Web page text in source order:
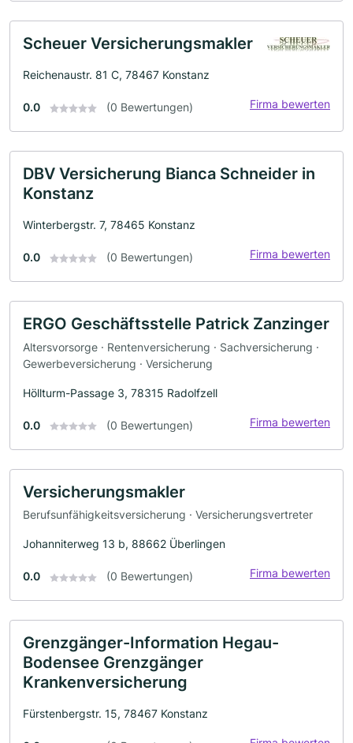
Scheuer Versicherungsmakler
Reichenaustr. 81 C, 78467 Konstanz
0.0 (0 Bewertungen) Firma bewerten
DBV Versicherung Bianca Schneider in
Konstanz
Winterbergstr. 7, 78465 Konstanz
0.0 (0 Bewertungen) Firma bewerten
ERGO Geschäftsstelle Patrick Zanzinger
Altersvorsorge · Rentenversicherung · Sachversicherung ·
Gewerbeversicherung · Versicherung
Höllturm-Passage 3, 78315 Radolfzell
0.0 (0 Bewertungen) Firma bewerten
Versicherungsmakler
Berufsunfähigkeitsversicherung · Versicherungsvertreter
Johanniterweg 13 b, 88662 Überlingen
0.0 (0 Bewertungen) Firma bewerten
Grenzgänger-Information Hegau-
Bodensee Grenzgänger
Krankenversicherung
Fürstenbergstr. 15, 78467 Konstanz